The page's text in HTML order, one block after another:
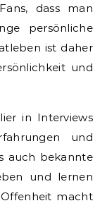
dass man
persönliche
ist daher
und
in Interviews
und
auch bekannte
und lernen
macht